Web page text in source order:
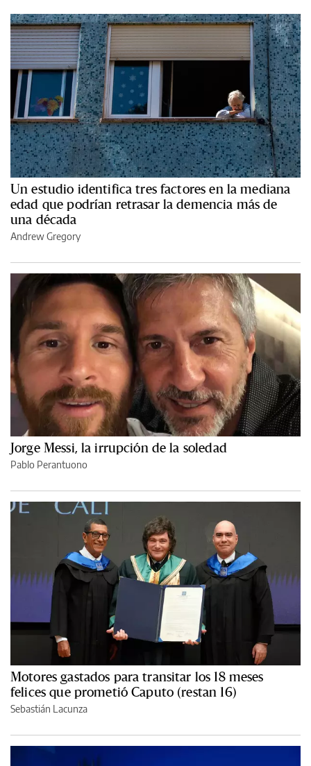
Un estudio identifica tres factores en la mediana
edad que podrían retrasar la demencia más de
una década
Andrew Gregory
Jorge Messi, la irrupción de la soledad
Pablo Perantuono
Motores gastados para transitar los 18 meses
felices que prometió Caputo (restan 16)
Sebastián Lacunza